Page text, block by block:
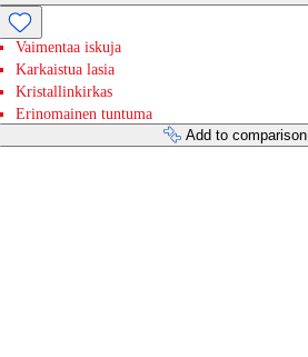
Vaimentaa iskuja
Karkaistua lasia
Kristallinkirkas
Erinomainen tuntuma
Add to comparison